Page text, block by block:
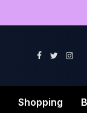
Facebook
Twitter
Shopping